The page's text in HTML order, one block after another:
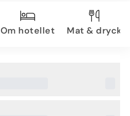
Om hotellet Mat & dryck